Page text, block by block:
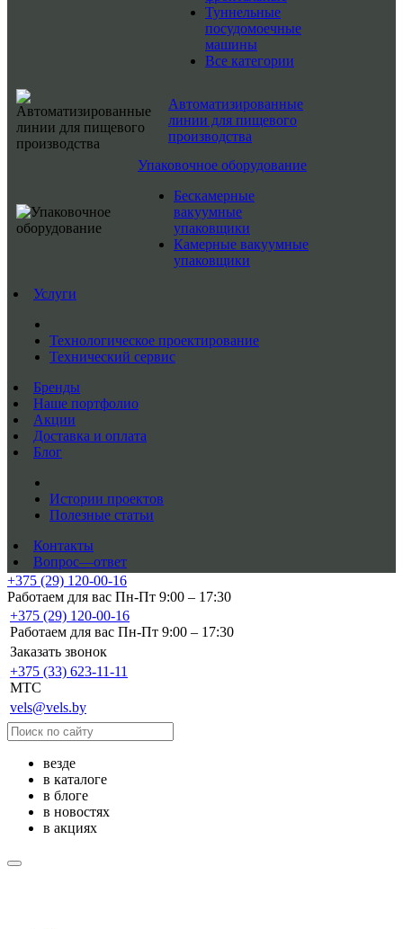
Туннельные
посудомоечные
машины
Все категории
Автоматизированные
линии для пищевого
производства
Упаковочное оборудование
Бескамерные
вакуумные
упаковщики
Камерные вакуумные
упаковщики
Услуги
Технологическое проектирование
Технический сервис
Бренды
Наше портфолио
Акции
Доставка и оплата
Блог
Истории проектов
Полезные статьи
Контакты
Вопрос—ответ
+375 (29) 120-00-16
Работаем для вас Пн-Пт 9:00 – 17:30
+375 (29) 120-00-16
Работаем для вас Пн-Пт 9:00 – 17:30
Заказать звонок
+375 (33) 623-11-11
MTC
vels@vels.by
везде
в каталоге
в блоге
в новостях
в акциях